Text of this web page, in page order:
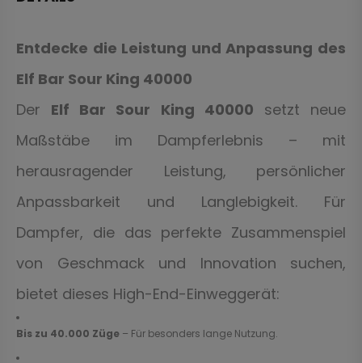
Entdecke die Leistung und Anpassung des
Elf Bar Sour King 40000
Der Elf Bar Sour King 40000 setzt neue
Maßstäbe im Dampferlebnis – mit
herausragender Leistung, persönlicher
Anpassbarkeit und Langlebigkeit. Für
Dampfer, die das perfekte Zusammenspiel
von Geschmack und Innovation suchen,
bietet dieses High-End-Einweggerät:
Bis zu 40.000 Züge – Für besonders lange Nutzung.